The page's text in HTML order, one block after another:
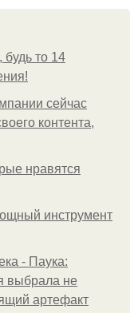
то 14
сейчас
контента,
нравятся
инструмент
- Паука:
выбрала не
артефакт